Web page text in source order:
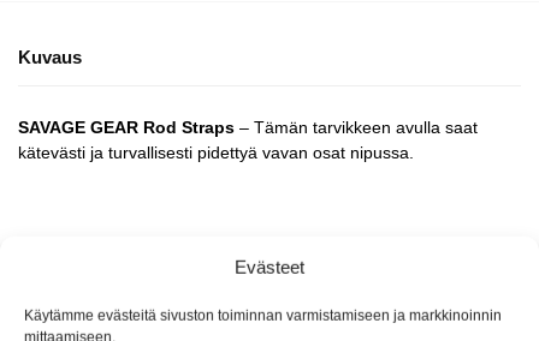
Evästeet
Käytämme evästeitä sivuston toiminnan varmistamiseen ja markkinoinnin
mittaamiseen.
Kuvaus
SAVAGE GEAR Rod Straps – Tämän tarvikkeen avulla saat
kätevästi ja turvallisesti pidettyä vavan osat nipussa.